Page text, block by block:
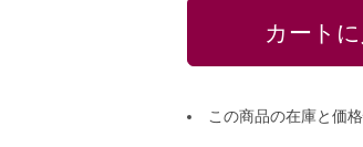
この商品の在庫と価